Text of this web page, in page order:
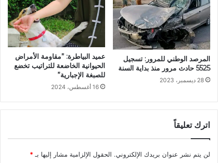
المرصد الوطني للمرور: تسجيل
5525 حادث مرور منذ بداية السنة
28 ديسمبر، 2023
عميد البياطرة: ”مقاومة الأمراض
الحيوانية الخاضعة للتراتيب تخضع
للصبغة الإجبارية”
16 أغسطس، 2024
اترك تعليقاً
لن يتم نشر عنوان بريدك الإلكتروني. الحقول الإلزامية مشار إليها بـ *